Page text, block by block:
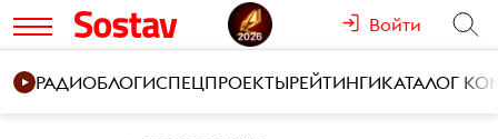
Войти
РАДИОБЛОГИСПЕЦПРОЕКТЫРЕЙТИНГИКАТАЛОГ